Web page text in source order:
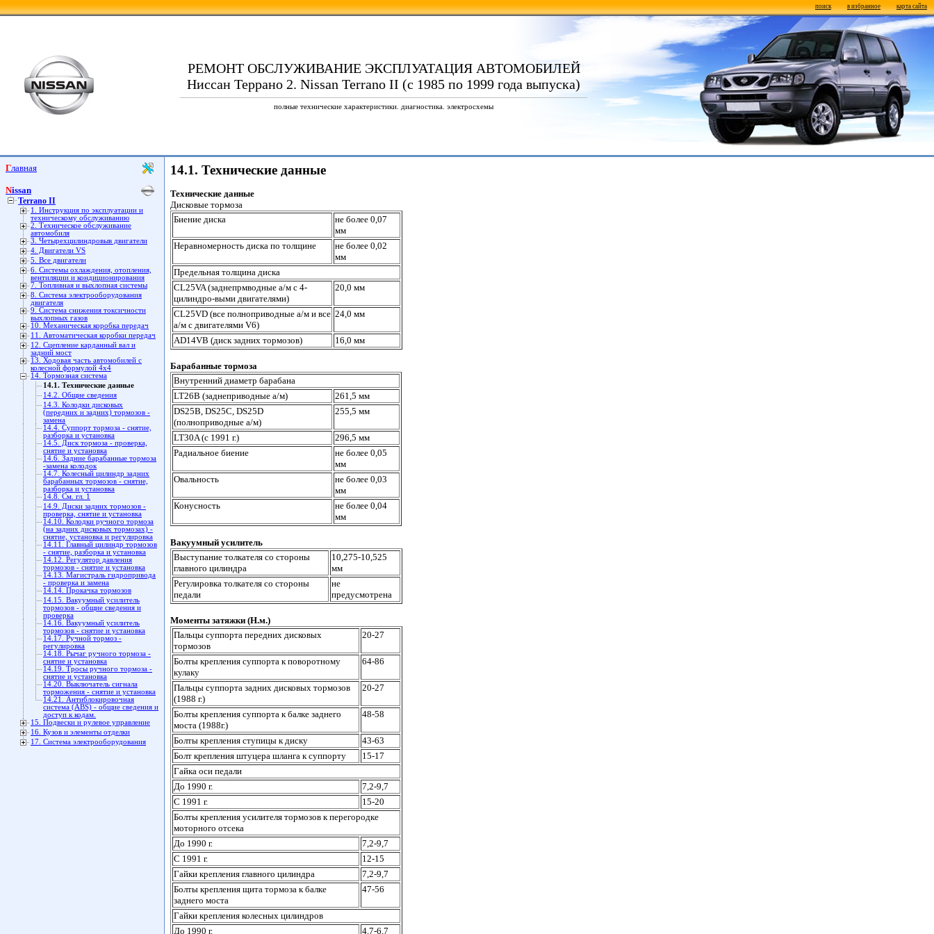
поиск в избранное карта сайта
РЕМОНТ ОБСЛУЖИВАНИЕ ЭКСПЛУАТАЦИЯ АВТОМОБИЛЕЙ
Ниссан Террано 2. Nissan Terrano II (с 1985 по 1999 года выпуска)
полные технические характеристики. диагностика. электросхемы
Главная
Nissan
Terrano II
1. Инструкция по эксплуатации и
техническому обслуживанию
2. Техническое обслуживание
автомобиля
3. Четырехцилиндровыв двигатели
4. Двигатели VS
5. Все двигатели
6. Системы охлаждения, отопления,
вентиляции и кондиционирования
7. Топливная и выхлопная системы
8. Система электрооборудования
двигателя
9. Система снижения токсичности
выхлопных газов
10. Механическая коробка передач
11. Автоматическая коробки передач
12. Сцепление карданный вал и
задний мост
13. Ходовая часть автомобилей с
колесной формулой 4x4
14. Тормозная система
14.1. Технические данные
14.2. Общие сведения
14.3. Колодки дисковых
(передних и задних) тормозов -
замена
14.4. Суппорт тормоза - снятие,
разборка и установка
14.5. Диск тормоза - проверка,
снятие и установка
14.6. Задние барабанные тормоза
-замена колодок
14.7. Колесный цилиндр задних
барабанных тормозов - снятие,
разборка и установка
14.8. См. гл. 1
14.9. Диски задних тормозов -
проверка, снятие и установка
14.10. Колодки ручного тормоза
(на задних дисковых тормозах) -
снятие, установка и регулировка
14.11. Главный цилиндр тормозов
- снятие, разборка и установка
14.12. Регулятор давления
тормозов - снятие и установка
14.13. Магистраль гидропривода
- проверка и замена
14.14. Прокачка тормозов
14.15. Вакуумный усилитель
тормозов - общие сведения и
проверка
14.16. Вакуумный усилитель
тормозов - снятие и установка
14.17. Ручной тормоз -
регулировка
14.18. Рычаг ручного тормоза -
снятие и установка
14.19. Тросы ручного тормоза -
снятие и установка
14.20. Выключатель сигнала
торможения - снятие и установка
14.21. Антиблокировочная
система (ABS) - общие сведения и
доступ к кодам.
15. Подвески и рулевое управление
16. Кузов и элементы отделки
17. Система электрооборудования
14.1. Технические данные
Технические данные
Дисковые тормоза
Биение диска
не более 0,07
мм
Неравномерность диска по толщине
не более 0,02
мм
Предельная толщина диска
CL25VA (заднепрмводные а/м с 4-
цилиндро-выми двигателями)
20,0 мм
CL25VD (все полноприводные а/м и все
а/м с двигателями V6)
24,0 мм
AD14VB (диск задних тормозов) 16,0 мм
Барабанные тормоза
Внутренний диаметр барабана
LT26B (заднеприводные а/м)
261,5 мм
DS25B, DS25C, DS25D
(полноприводные а/м)
255,5 мм
LT30A (с 1991 г.)
296,5 мм
Радиальное биение
не более 0,05
мм
Овальность
не более 0,03
мм
Конусность
не более 0,04
мм
Вакуумный усилитель
Выступание толкателя со стороны
главного цилиндра
10,275-10,525
мм
Регулировка толкателя со стороны
педали
не
предусмотрена
Моменты затяжки (Н.м.)
Пальцы суппорта передних дисковых
тормозов
20-27
Болты крепления суппорта к поворотному
кулаку
64-86
Пальцы суппорта задних дисковых тормозов
(1988 г.)
20-27
Болты крепления суппорта к балке заднего
моста (1988г.)
48-58
Болты крепления ступицы к диску
43-63
Болт крепления штуцера шланга к суппорту
15-17
Гайка оси педали
До 1990 г.
7,2-9,7
С 1991 г.
15-20
Болты крепления усилителя тормозов к перегородке
моторного отсека
До 1990 г.
7,2-9,7
С 1991 г.
12-15
Гайки крепления главного цилиндра
7,2-9,7
Болты крепления щита тормоза к балке
заднего моста
47-56
Гайки крепления колесных цилиндров
До 1990 г.
4,7-6,7